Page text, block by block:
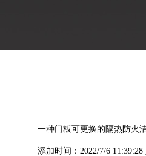
一种门板可更换的隔热防火
添加时间：2022/7/6 11:39:28